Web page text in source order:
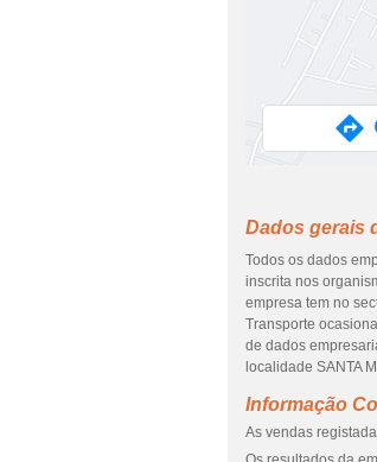
Dados gerais
Todos os dados
inscrita nos
empresa tem no
Transporte
de dados
localidade SANTA
Informação
As vendas